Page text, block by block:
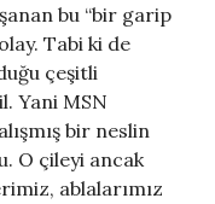
bu “bir garip
Tabi ki de
çeşitli
Yani MSN
bir neslin
O çileyi ancak
ablalarımız